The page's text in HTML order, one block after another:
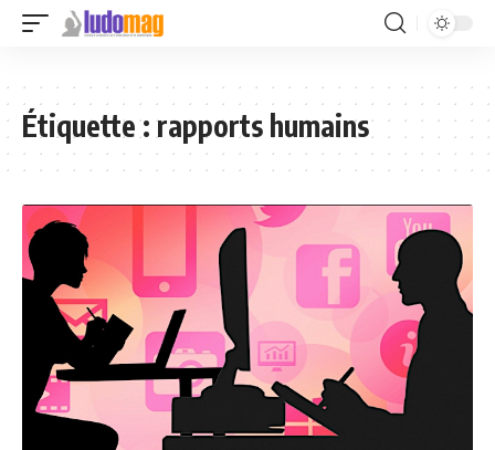
Étiquette :rapports humains